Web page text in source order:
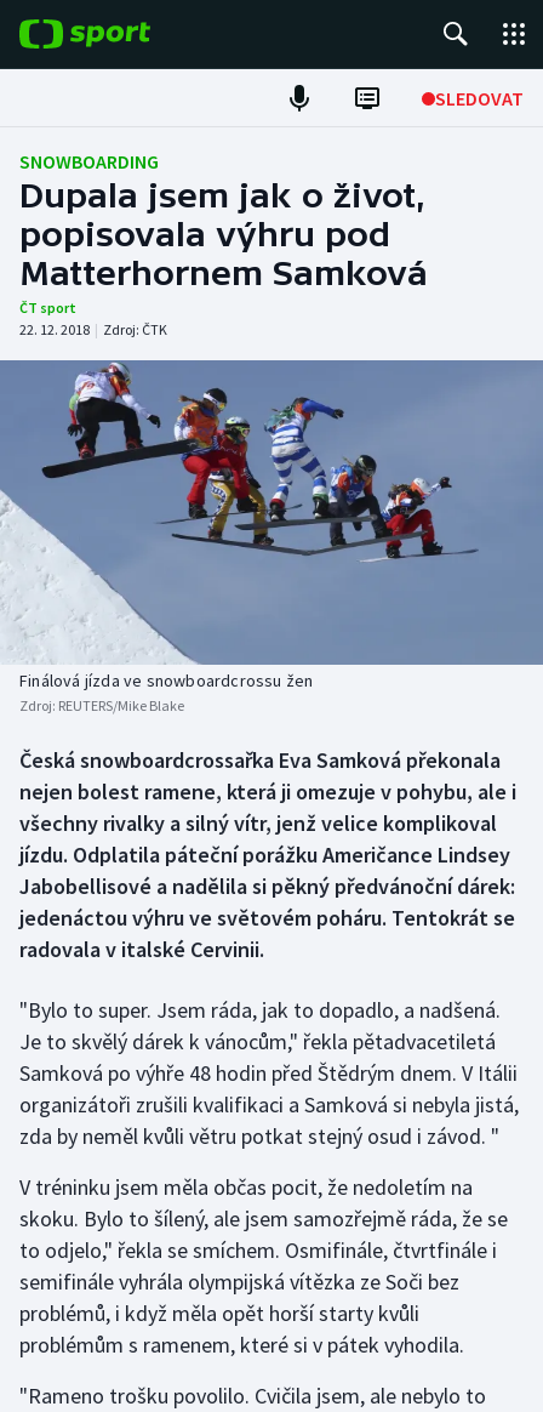
SLEDOVAT
ME v atletice
ME v plavání
Fotbal
Hokej
Tenis
DALŠÍ SPORTY
Atletika
Baseball a softbal
Basketbal
Boby a skeleton
Box
Curling
Dostihy
Florbal
Futsal
Golf
Gymnastika
Házená
NEPŘEHLÉDNĚTE
Soutěže
Historické návraty
Aplikace ČT sport
SNOWBOARDING
Dupala jsem jak o život,
popisovala výhru pod
Matterhornem Samková
ČT sport
22. 12. 2018 | Zdroj: ČTK
Finálová jízda ve snowboardcrossu žen
Zdroj: REUTERS/Mike Blake
Česká snowboardcrossařka Eva Samková překonala
nejen bolest ramene, která ji omezuje v pohybu, ale i
všechny rivalky a silný vítr, jenž velice komplikoval
jízdu. Odplatila páteční porážku Američance Lindsey
Jabobellisové a nadělila si pěkný předvánoční dárek:
jedenáctou výhru ve světovém poháru. Tentokrát se
radovala v italské Cervinii.
"Bylo to super. Jsem ráda, jak to dopadlo, a nadšená.
Je to skvělý dárek k vánocům," řekla pětadvacetiletá
Samková po výhře 48 hodin před Štědrým dnem. V Itálii
organizátoři zrušili kvalifikaci a Samková si nebyla jistá,
zda by neměl kvůli větru potkat stejný osud i závod. "
V tréninku jsem měla občas pocit, že nedoletím na
skoku. Bylo to šílený, ale jsem samozřejmě ráda, že se
to odjelo," řekla se smíchem. Osmifinále, čtvrtfinále i
semifinále vyhrála olympijská vítězka ze Soči bez
problémů, i když měla opět horší starty kvůli
problémům s ramenem, které si v pátek vyhodila.
"Rameno trošku povolilo. Cvičila jsem, ale nebylo to